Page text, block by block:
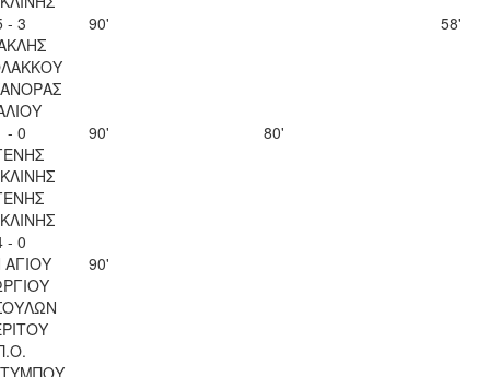
- 3
90' 58'
- 0
90' 80'
- 0
90'